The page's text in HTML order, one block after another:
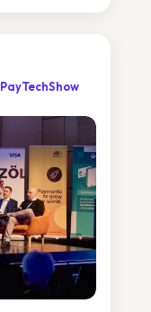
PayTechShow